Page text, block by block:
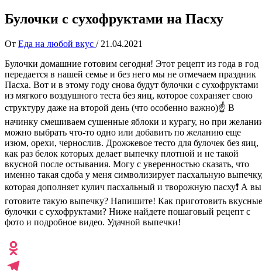
Булочки с сухофруктами на Пасху
От Еда на любой вкус / 21.04.2021
Булочки домашние готовим сегодня! Этот рецепт из года в год
передается в нашей семье и без него мы не отмечаем праздник
Пасха. Вот и в этому году снова будут булочки с сухофруктами
из мягкого воздушного теста без яиц, которое сохраняет свою
структуру даже на второй день (что особенно важно)☝️ В
начинку смешиваем сушенные яблоки и курагу, но при
можно выбрать что-то одно или добавить по желанию еще
изюм, орехи, чернослив. Дрожжевое тесто для булочек без яиц,
как раз белок которых делает выпечку плотной и не такой
вкусной после остывания. Могу с уверенностью сказать, что
именно такая сдоба у меня символизирует пасхальную
которая дополняет кулич пасхальный и творожную пасху❗ А вы
готовите такую выпечку? Напишите! Как приготовить вкусные
булочки с сухофруктами? Ниже найдете пошаговый рецепт с
фото и подробное видео. Удачной выпечки!